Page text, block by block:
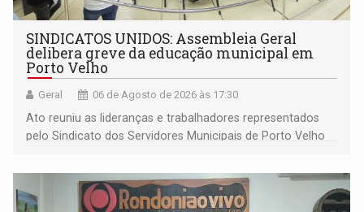
SINDICATOS UNIDOS: Assembleia Geral
delibera greve da educação municipal em
Porto Velho
Geral 06 de Agosto de 2026 às 17:30
Ato reuniu as lideranças e trabalhadores representados
pelo Sindicato dos Servidores Municipais de Porto Velho